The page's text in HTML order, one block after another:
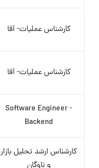
کارشناس عملیات- آقا
کارشناس عملیات- آقا
Software Engineer -
Backend
کارشناس ارشد تحلیل بازار
و ناوگان